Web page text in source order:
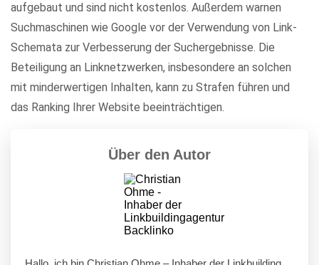
aufgebaut und sind nicht kostenlos. Außerdem warnen
Suchmaschinen wie Google vor der Verwendung von Link-
Schemata zur Verbesserung der Suchergebnisse. Die
Beteiligung an Linknetzwerken, insbesondere an solchen
mit minderwertigen Inhalten, kann zu Strafen führen und
das Ranking Ihrer Website beeinträchtigen.
Über den Autor